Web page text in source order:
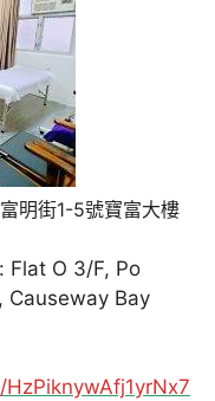
明街1-5號寶富大樓
Flat O 3/F, Po
Causeway Bay